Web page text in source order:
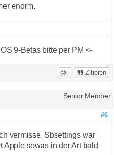
enorm.
9-Betas bitte per PM <-
Zitieren
Senior Member
#6
vermisse. Sbsettings war
Apple sowas in der Art bald